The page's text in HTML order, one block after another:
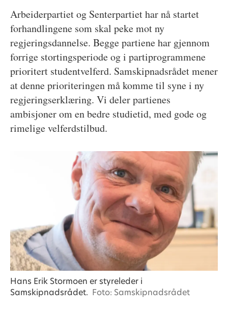
Arbeiderpartiet og Senterpartiet har nå startet
forhandlingene som skal peke mot ny
regjeringsdannelse. Begge partiene har gjennom
forrige stortingsperiode og i partiprogrammene
prioritert studentvelferd. Samskipnadsrådet mener
at denne prioriteringen må komme til syne i ny
regjeringserklæring. Vi deler partienes
ambisjoner om en bedre studietid, med gode og
rimelige velferdstilbud.
Hans Erik Stormoen er styreleder i
Samskipnadsrådet. Foto: Samskipnadsrådet